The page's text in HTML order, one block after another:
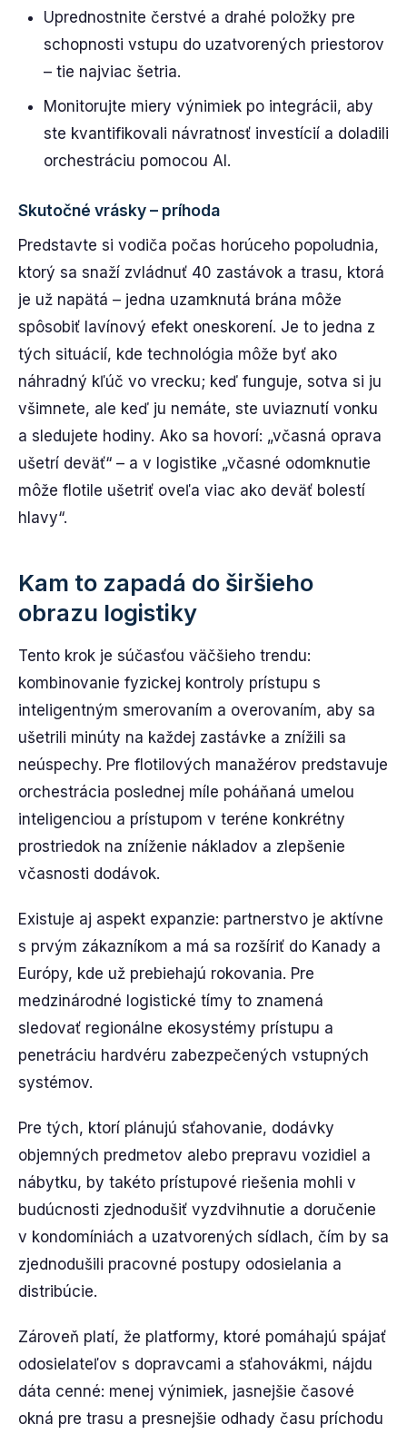
Uprednostnite čerstvé a drahé položky pre
schopnosti vstupu do uzatvorených priestorov
– tie najviac šetria.
Monitorujte miery výnimiek po integrácii, aby
ste kvantifikovali návratnosť investícií a doladili
orchestráciu pomocou AI.
Skutočné vrásky – príhoda
Predstavte si vodiča počas horúceho popoludnia,
ktorý sa snaží zvládnuť 40 zastávok a trasu, ktorá
je už napätá – jedna uzamknutá brána môže
spôsobiť lavínový efekt oneskorení. Je to jedna z
tých situácií, kde technológia môže byť ako
náhradný kľúč vo vrecku; keď funguje, sotva si ju
všimnete, ale keď ju nemáte, ste uviaznutí vonku
a sledujete hodiny. Ako sa hovorí: „včasná oprava
ušetrí deväť“ – a v logistike „včasné odomknutie
môže flotile ušetriť oveľa viac ako deväť bolestí
hlavy“.
Kam to zapadá do širšieho
obrazu logistiky
Tento krok je súčasťou väčšieho trendu:
kombinovanie fyzickej kontroly prístupu s
inteligentným smerovaním a overovaním, aby sa
ušetrili minúty na každej zastávke a znížili sa
neúspechy. Pre flotilových manažérov predstavuje
orchestrácia poslednej míle poháňaná umelou
inteligenciou a prístupom v teréne konkrétny
prostriedok na zníženie nákladov a zlepšenie
včasnosti dodávok.
Existuje aj aspekt expanzie: partnerstvo je aktívne
s prvým zákazníkom a má sa rozšíriť do Kanady a
Európy, kde už prebiehajú rokovania. Pre
medzinárodné logistické tímy to znamená
sledovať regionálne ekosystémy prístupu a
penetráciu hardvéru zabezpečených vstupných
systémov.
Pre tých, ktorí plánujú sťahovanie, dodávky
objemných predmetov alebo prepravu vozidiel a
nábytku, by takéto prístupové riešenia mohli v
budúcnosti zjednodušiť vyzdvihnutie a doručenie
v kondomíniách a uzatvorených sídlach, čím by sa
zjednodušili pracovné postupy odosielania a
distribúcie.
Zároveň platí, že platformy, ktoré pomáhajú spájať
odosielateľov s dopravcami a sťahovákmi, nájdu
dáta cenné: menej výnimiek, jasnejšie časové
okná pre trasu a presnejšie odhady času príchodu